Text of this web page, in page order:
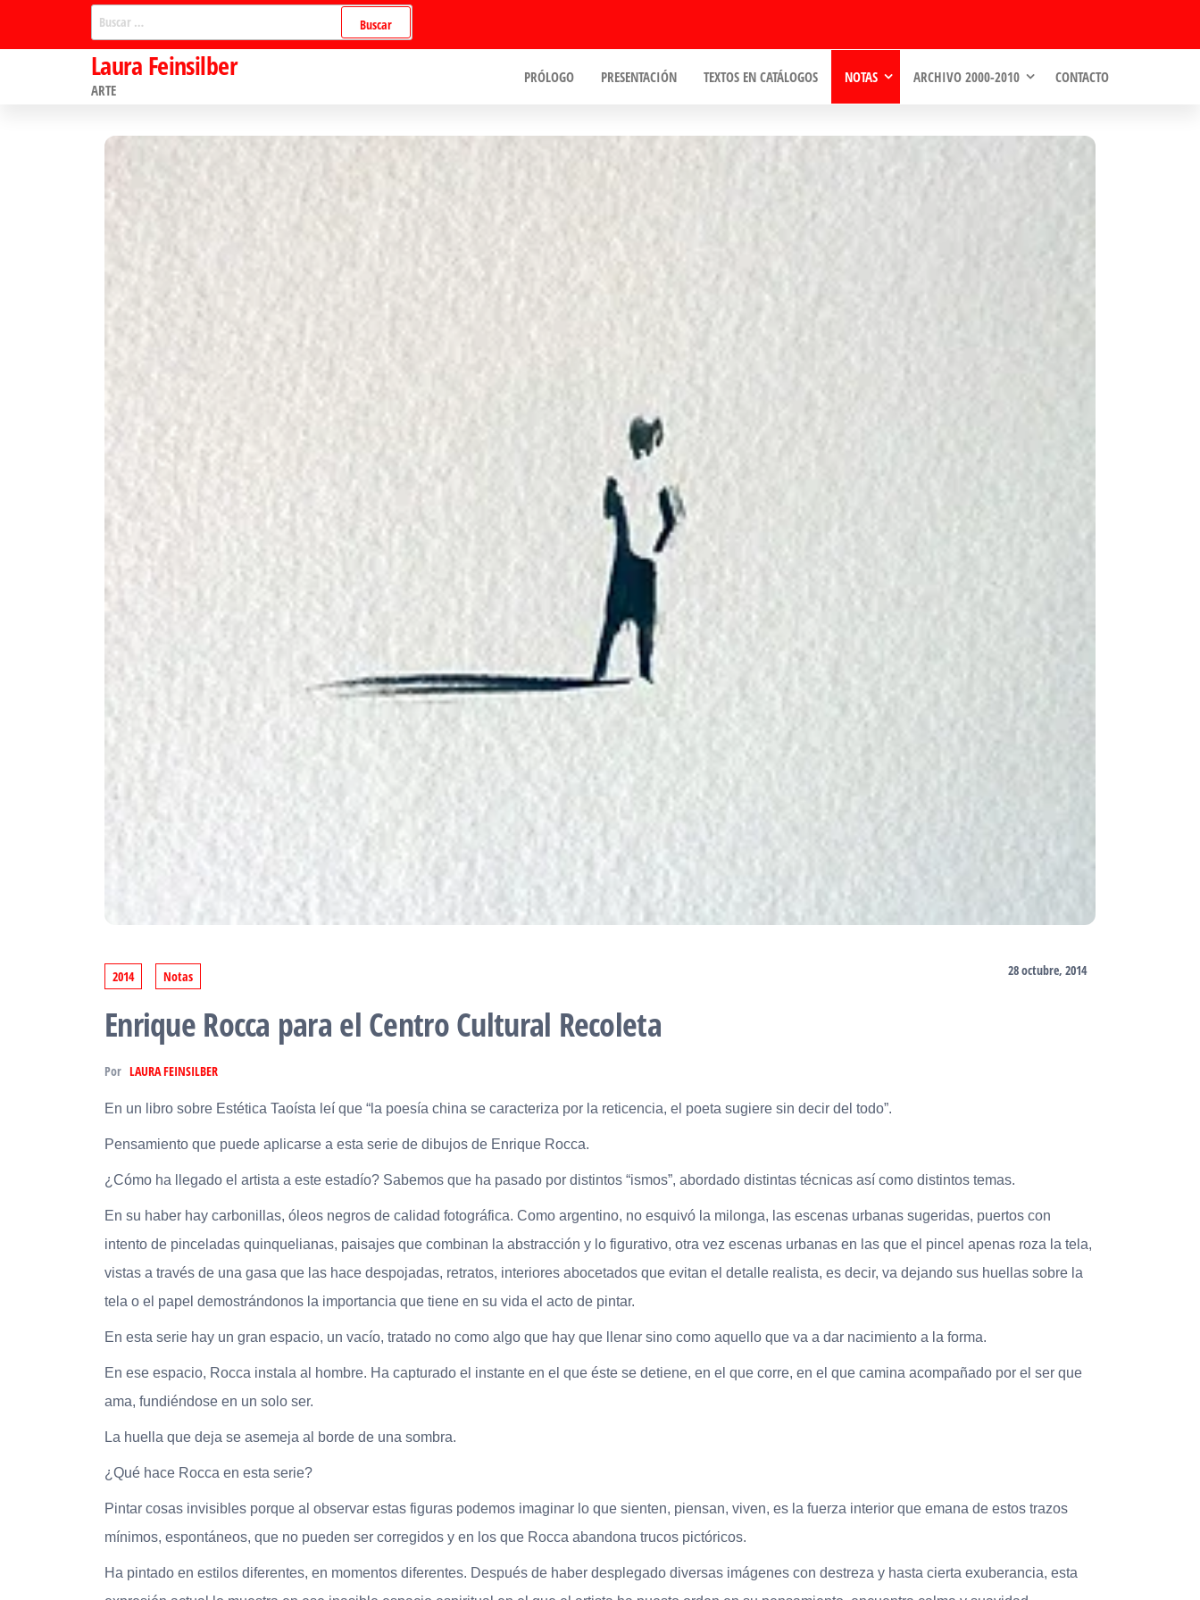
Laura Feinsilber
ARTE
PRÓLOGO PRESENTACIÓN TEXTOS EN CATÁLOGOS NOTAS ARCHIVO 2000-2010 CONTACTO
2014 Notas 28 octubre, 2014
Enrique Rocca para el Centro Cultural Recoleta
Por LAURA FEINSILBER
En un libro sobre Estética Taoísta leí que “la poesía china se caracteriza por la reticencia, el poeta sugiere sin decir del todo”.
Pensamiento que puede aplicarse a esta serie de dibujos de Enrique Rocca.
¿Cómo ha llegado el artista a este estadío? Sabemos que ha pasado por distintos “ismos”, abordado distintas técnicas así como distintos temas.
En su haber hay carbonillas, óleos negros de calidad fotográfica. Como argentino, no esquivó la milonga, las escenas urbanas sugeridas, puertos con
intento de pinceladas quinquelianas, paisajes que combinan la abstracción y lo figurativo, otra vez escenas urbanas en las que el pincel apenas roza la tela,
vistas a través de una gasa que las hace despojadas, retratos, interiores abocetados que evitan el detalle realista, es decir, va dejando sus huellas sobre la
tela o el papel demostrándonos la importancia que tiene en su vida el acto de pintar.
En esta serie hay un gran espacio, un vacío, tratado no como algo que hay que llenar sino como aquello que va a dar nacimiento a la forma.
En ese espacio, Rocca instala al hombre. Ha capturado el instante en el que éste se detiene, en el que corre, en el que camina acompañado por el ser que
ama, fundiéndose en un solo ser.
La huella que deja se asemeja al borde de una sombra.
¿Qué hace Rocca en esta serie?
Pintar cosas invisibles porque al observar estas figuras podemos imaginar lo que sienten, piensan, viven, es la fuerza interior que emana de estos trazos
mínimos, espontáneos, que no pueden ser corregidos y en los que Rocca abandona trucos pictóricos.
Ha pintado en estilos diferentes, en momentos diferentes. Después de haber desplegado diversas imágenes con destreza y hasta cierta exuberancia, esta